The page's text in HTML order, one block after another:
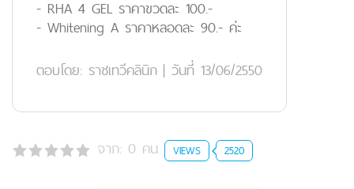
- RHA 4 GEL ราคาขวดละ 100.-
- Whitening A ราคาหลอดละ 90.- ค่ะ
ตอบโดย: ราชเทวีคลินิก | วันที่ 13/06/2550
จาก: 0 คน VIEWS 2520